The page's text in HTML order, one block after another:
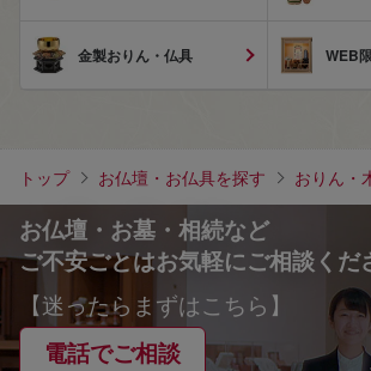
金製おりん・仏具 WEB
トップ お仏壇・お仏具を探す おりん・
お仏壇・お墓・相続など
ご不安ごとはお気軽にご相談くだ
【迷ったらまずはこちら】
電話でご相談